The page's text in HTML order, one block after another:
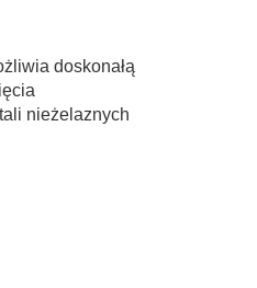
doskonałą
nieżelaznych